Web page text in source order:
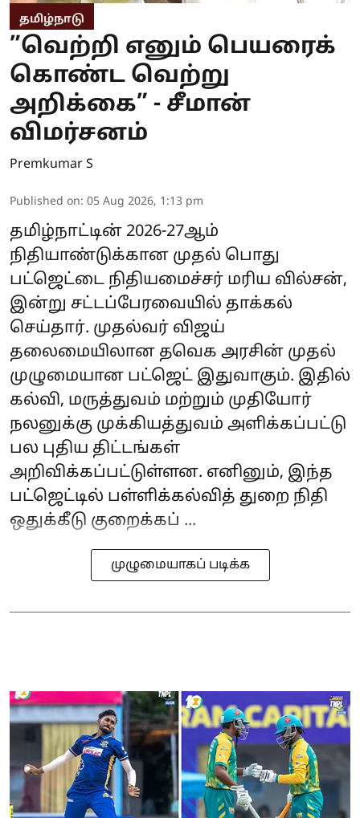
தமிழ்நாடு
”வெற்றி எனும் பெயரைக்
கொண்ட வெற்று
அறிக்கை” - சீமான்
விமர்சனம்
Premkumar S
Published on: 05 Aug 2026, 1:13 pm
தமிழ்நாட்டின் 2026-27ஆம்
நிதியாண்டுக்கான முதல் பொது
பட்ஜெட்டை நிதியமைச்சர் மரிய வில்சன்,
இன்று சட்டப்பேரவையில் தாக்கல்
செய்தார். முதல்வர் விஜய்
தலைமையிலான தவெக அரசின் முதல்
முழுமையான பட்ஜெட் இதுவாகும். இதில்
கல்வி, மருத்துவம் மற்றும் முதியோர்
நலனுக்கு முக்கியத்துவம் அளிக்கப்பட்டு
பல புதிய திட்டங்கள்
அறிவிக்கப்பட்டுள்ளன. எனினும், இந்த
பட்ஜெட்டில் பள்ளிக்கல்வித் துறை நிதி
ஒதுக்கீடு குறைக்கப் ...
முழுமையாகப் படிக்க